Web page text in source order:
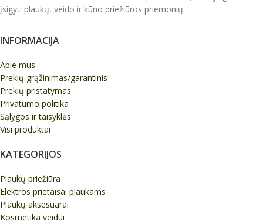
įsigyti plaukų, veido ir kūno priežiūros priemonių.
INFORMACIJA
Apie mus
Prekių grąžinimas/garantinis
Prekių pristatymas
Privatumo politika
Sąlygos ir taisyklės
Visi produktai
KATEGORIJOS
Plaukų priežiūra
Elektros prietaisai plaukams
Plaukų aksesuarai
Kosmetika veidui